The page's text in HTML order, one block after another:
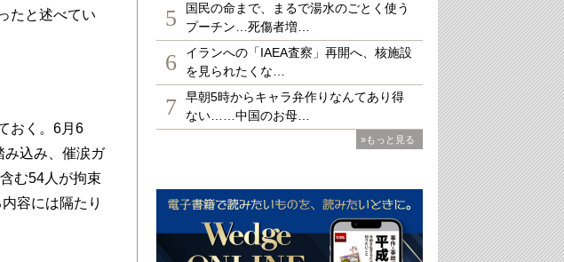
たと述べてい
おく。6月6
み込み、催涙ガ
む54人が拘束
容には隔たり
5
国民の命まで、まるで湯水のごとく使う
プーチン…死傷者増…
6
イランへの「IAEA査察」再開へ、核施設
を見られたくな…
7
早朝5時からキャラ弁作りなんてあり得
ない……中国のお母…
»もっと見る